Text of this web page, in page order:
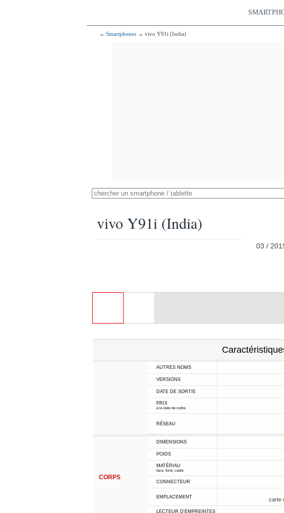
→ Smartphones → vivo Y91i (India)
vivo Y91i (India)
03 /
AUTRES NOMS
VERSIONS
DATE DE SORTIE
PRIX
à la date de sortie
RÉSEAU
CORPS
DIMENSIONS
POIDS
MATÉRIAU
face, fond, cadre
CONNECTEUR
EMPLACEMENT
carte
LECTEUR D'EMPREINTES